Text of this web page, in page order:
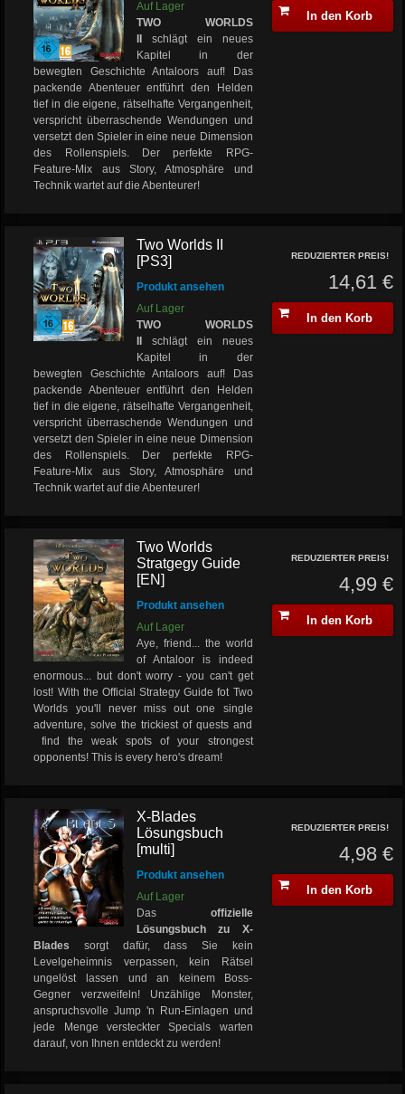
Auf Lager
TWO WORLDS
schlägt ein neues
Kapitel in der
bewegten Geschichte Antaloors auf! Das
packende Abenteuer entführt den Helden
tief in die eigene, rätselhafte Vergangenheit,
verspricht überraschende Wendungen und
versetzt den Spieler in eine neue Dimension
des Rollenspiels. Der perfekte RPG-
Feature-Mix aus Story, Atmosphäre und
Technik wartet auf die Abenteurer!
In den Korb
Two Worlds II
[PS3]
Produkt ansehen
Auf Lager
TWO WORLDS
schlägt ein neues
Kapitel in der
bewegten Geschichte Antaloors auf! Das
packende Abenteuer entführt den Helden
tief in die eigene, rätselhafte Vergangenheit,
verspricht überraschende Wendungen und
versetzt den Spieler in eine neue Dimension
des Rollenspiels. Der perfekte RPG-
Feature-Mix aus Story, Atmosphäre und
Technik wartet auf die Abenteurer!
REDUZIERTER PREIS!
14,61 €
In den Korb
Two Worlds
Stratgegy Guide
[EN]
Produkt ansehen
Auf Lager
Aye, friend... the world
of Antaloor is indeed
enormous... but don't worry - you can't get
lost! With the Official Strategy Guide fot Two
Worlds you'll never miss out one single
adventure, solve the trickiest of quests and
find the weak spots of your strongest
opponents! This is every hero's dream!
REDUZIERTER PREIS!
4,99 €
In den Korb
X-Blades
Lösungsbuch
[multi]
Produkt ansehen
Auf Lager
Das offizielle
Lösungsbuch zu X-
Blades
sorgt dafür, dass Sie kein
Levelgeheimnis verpassen, kein Rätsel
ungelöst lassen und an keinem Boss-
Gegner verzweifeln! Unzählige Monster,
anspruchsvolle Jump 'n Run-Einlagen und
jede Menge versteckter Specials warten
darauf, von Ihnen entdeckt zu werden!
REDUZIERTER PREIS!
4,98 €
In den Korb